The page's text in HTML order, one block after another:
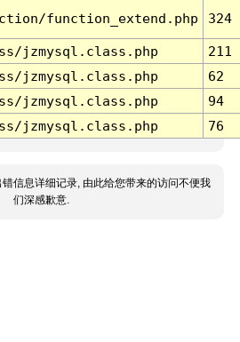
function_extend.php 324
jzmysql.class.php
211
jzmysql.class.php
62
jzmysql.class.php
94
jzmysql.class.php 76
错信息详细记录, 由此给您带来的访问不便我
们深感歉意.